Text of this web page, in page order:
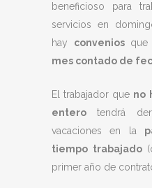
beneficioso para
servicios en
hay conveniosque
mes contado de
El trabajador que no
entero tendrá
vacaciones en la
tiempo trabajado
primer año de